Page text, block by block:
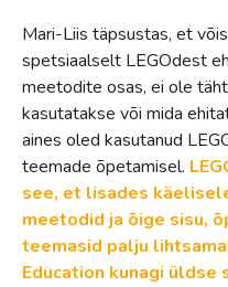
Mari-Liis täpsustas, et
spetsiaalselt LEGOdest
meetodite osas, ei ole
kasutatakse või mida
aines oled kasutanud
teemade õpetamisel.
see, et lisades
meetodid ja õige sisu,
teemasid palju
Education kunagi üldse